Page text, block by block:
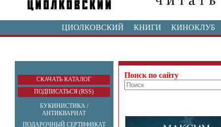
ЦИОЛКОВСКИЙ КНИГИ КИНОКЛУБ
СКАЧАТЬ КАТАЛОГ
ПОДПИСАТЬСЯ (RSS)
БУКИНИСТИКА /
АНТИКВАРИАТ
ПОДАРОЧНЫЙ СЕРТИФИКАТ
Поиск по сайту